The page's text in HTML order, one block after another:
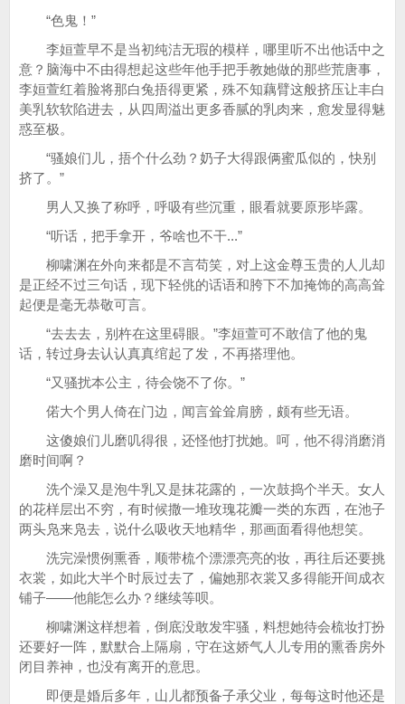
“色鬼！”
李姮萱早不是当初纯洁无瑕的模样，哪里听不出他话中之
意？脑海中不由得想起这些年他手把手教她做的那些荒唐事，
李姮萱红着脸将那白兔捂得更紧，殊不知藕臂这般挤压让丰白
美乳软软陷进去，从四周溢出更多香腻的乳肉来，愈发显得魅
惑至极。
“骚娘们儿，捂个什么劲？奶子大得跟俩蜜瓜似的，快别
挤了。”
男人又换了称呼，呼吸有些沉重，眼看就要原形毕露。
“听话，把手拿开，爷啥也不干...”
柳啸渊在外向来都是不言苟笑，对上这金尊玉贵的人儿却
是正经不过三句话，现下轻佻的话语和胯下不加掩饰的高高耸
起便是毫无恭敬可言。
“去去去，别杵在这里碍眼。”李姮萱可不敢信了他的鬼
话，转过身去认认真真绾起了发，不再搭理他。
“又骚扰本公主，待会饶不了你。”
偌大个男人倚在门边，闻言耸耸肩膀，颇有些无语。
这傻娘们儿磨叽得很，还怪他打扰她。呵，他不得消磨消
磨时间啊？
洗个澡又是泡牛乳又是抹花露的，一次鼓捣个半天。女人
的花样层出不穷，有时候撒一堆玫瑰花瓣一类的东西，在池子
两头凫来凫去，说什么吸收天地精华，那画面看得他想笑。
洗完澡惯例熏香，顺带梳个漂漂亮亮的妆，再往后还要挑
衣裳，如此大半个时辰过去了，偏她那衣裳又多得能开间成衣
铺子——他能怎么办？继续等呗。
柳啸渊这样想着，倒底没敢发牢骚，料想她待会梳妆打扮
还要好一阵，默默合上隔扇，守在这娇气人儿专用的熏香房外
闭目养神，也没有离开的意思。
即便是婚后多年，山儿都预备子承父业，每每这时他还是